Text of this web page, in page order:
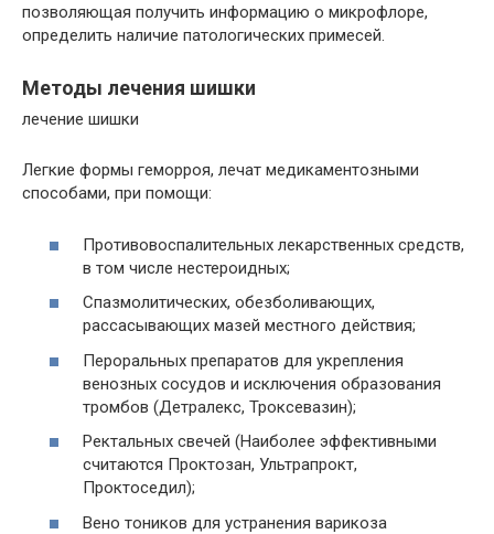
позволяющая получить информацию о микрофлоре,
определить наличие патологических примесей.
Методы лечения шишки
лечение шишки
Легкие формы геморроя, лечат медикаментозными
способами, при помощи:
Противовоспалительных лекарственных средств,
в том числе нестероидных;
Спазмолитических, обезболивающих,
рассасывающих мазей местного действия;
Пероральных препаратов для укрепления
венозных сосудов и исключения образования
тромбов (Детралекс, Троксевазин);
Ректальных свечей (Наиболее эффективными
считаются Проктозан, Ультрапрокт,
Проктоседил);
Вено тоников для устранения варикоза